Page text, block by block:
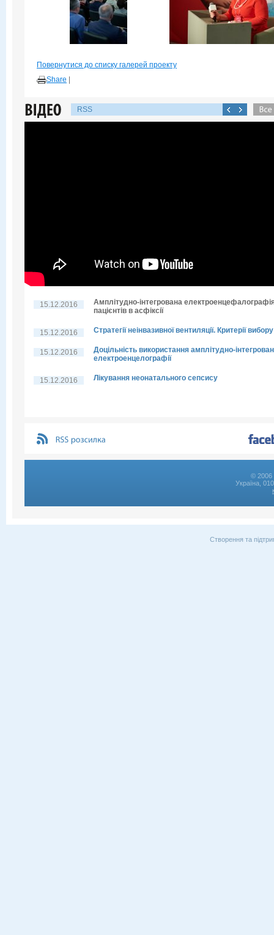
Повернутися до списку галерей проекту
Share
RSS
15.12.2016
Амплітудно-інтегрована
пацієнтів в асфіксії
15.12.2016 Стратегії неінвазивної вентиляції. Критерії вибору
15.12.2016
Доцільність використання амплітудно-
електроенцелографії
15.12.2016 Лікування неонатального сепсису
© 2006
Україна,
Створення та